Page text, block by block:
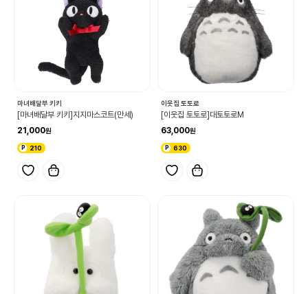
마녀배달부 키키
[마녀배달부 키키]지지마스코트(만세)
21,000
210
이웃집 토토로
[이웃집 토토로]대토토로M
63,000
630